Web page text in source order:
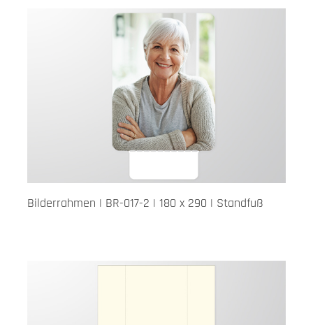
Bilderrahmen | BR-017-2 | 180 x 290 | Standfuß